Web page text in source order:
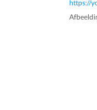
https://